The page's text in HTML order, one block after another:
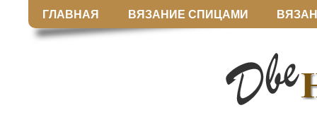
ГЛАВНАЯ ВЯЗАНИЕ СПИЦАМИ